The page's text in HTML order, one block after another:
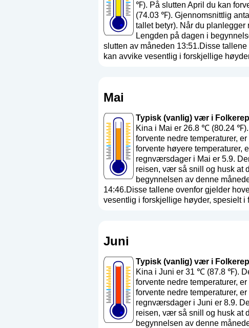
℉). På slutten April du kan
(74.03 ℉). Gjennomsnittlig
tallet betyr). Når du planlegger
Lengden på dagen i
slutten av måneden 13:51.Disse
kan avvike vesentlig i forskjellige
Mai
Typisk (vanlig) vær i
Kina i Mai er 26.8 ℃ (80.24
forvente nedre temperaturer,
forvente høyere temperaturer,
regnværsdager i Mai er 5.9.
reisen, vær så snill og husk at
begynnelsen av denne
14:46.Disse tallene ovenfor gjelder
vesentlig i forskjellige høyder, spesielt i
Juni
Typisk (vanlig) vær i
Kina i Juni er 31 ℃ (87.8 ℉).
forvente nedre temperaturer,
forvente nedre temperaturer,
regnværsdager i Juni er 8.9.
reisen, vær så snill og husk at
begynnelsen av denne